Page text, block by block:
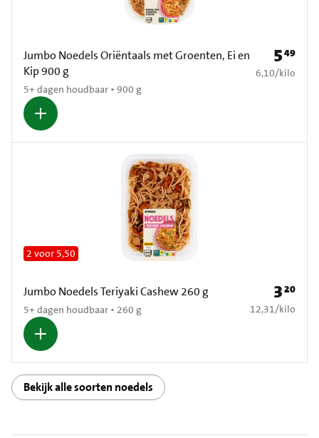
Jumbo Noedels Oriëntaals met Groenten, Ei en
Kip 900 g
5+ dagen houdbaar • 900 g
Prijs: €
549
€ 6,10 per kilo
6,10/kilo
Jumbo Noedels Teriyaki Cashew 260 g
5+ dagen houdbaar • 260 g
2 voor 5,50
Prijs: €
320
€ 12,31 per kilo
12,31/kilo
Bekijk alle soorten noedels